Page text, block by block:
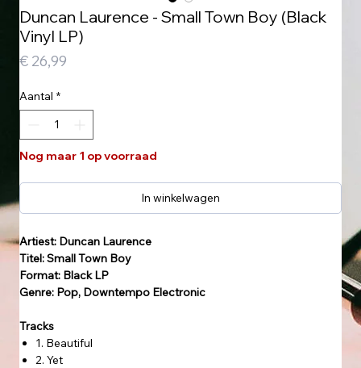
Duncan Laurence - Small Town Boy (Black
Vinyl LP)
€ 26,99
Aantal *
Nog maar 1 op voorraad
In winkelwagen
Artiest: Duncan Laurence
Titel: Small Town Boy
Format: Black LP
Genre: Pop, Downtempo Electronic
Tracks
1. Beautiful
2. Yet